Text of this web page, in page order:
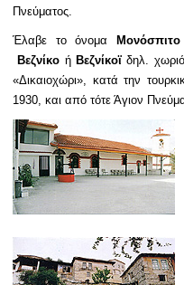
Username
Password
Πνεύματος.
Έλαβε το όνομα
Βεζνίκο ή Βεζνίκοϊδηλ.
«Δικαιοχώρι», κατά την
1930, και από τότε Άγιον